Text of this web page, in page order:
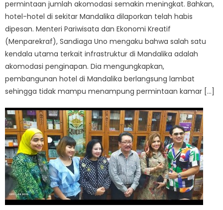
permintaan jumlah akomodasi semakin meningkat. Bahkan,
hotel-hotel di sekitar Mandalika dilaporkan telah habis
dipesan. Menteri Pariwisata dan Ekonomi Kreatif
(Menparekraf), Sandiaga Uno mengaku bahwa salah satu
kendala utama terkait infrastruktur di Mandalika adalah
akomodasi penginapan. Dia mengungkapkan,
pembangunan hotel di Mandalika berlangsung lambat
sehingga tidak mampu menampung permintaan kamar […]